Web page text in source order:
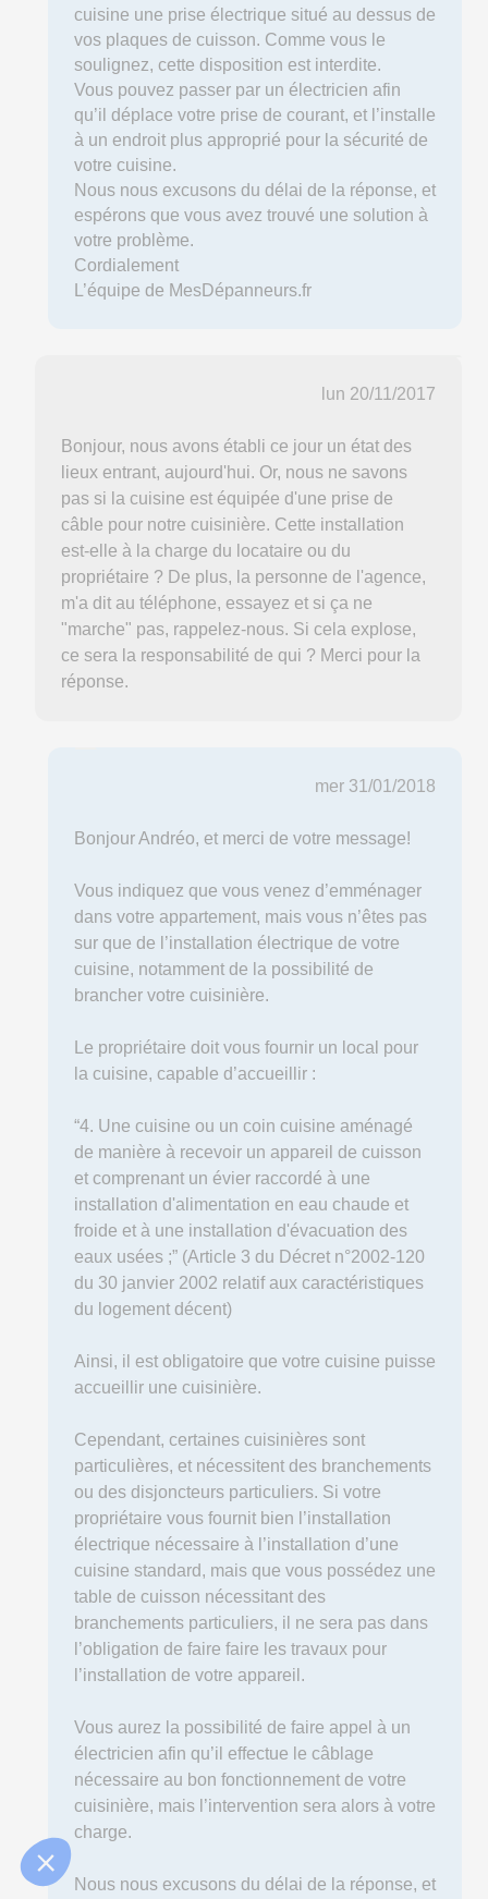
cuisine une prise électrique situé au dessus de
vos plaques de cuisson. Comme vous le
soulignez, cette disposition est interdite.
Vous pouvez passer par un électricien afin
qu’il déplace votre prise de courant, et l’installe
à un endroit plus approprié pour la sécurité de
votre cuisine.
Nous nous excusons du délai de la réponse, et
espérons que vous avez trouvé une solution à
votre problème.
Cordialement
L’équipe de MesDépanneurs.fr
lun 20/11/2017
Bonjour, nous avons établi ce jour un état des
lieux entrant, aujourd'hui. Or, nous ne savons
pas si la cuisine est équipée d'une prise de
câble pour notre cuisinière. Cette installation
est-elle à la charge du locataire ou du
propriétaire ? De plus, la personne de l'agence,
m'a dit au téléphone, essayez et si ça ne
"marche" pas, rappelez-nous. Si cela explose,
ce sera la responsabilité de qui ? Merci pour la
réponse.
mer 31/01/2018
Bonjour Andréo, et merci de votre message!
Vous indiquez que vous venez d’emménager
dans votre appartement, mais vous n’êtes pas
sur que de l’installation électrique de votre
cuisine, notamment de la possibilité de
brancher votre cuisinière.
Le propriétaire doit vous fournir un local pour
la cuisine, capable d’accueillir :
“4. Une cuisine ou un coin cuisine aménagé
de manière à recevoir un appareil de cuisson
et comprenant un évier raccordé à une
installation d'alimentation en eau chaude et
froide et à une installation d'évacuation des
eaux usées ;” (Article 3 du Décret n°2002-120
du 30 janvier 2002 relatif aux caractéristiques
du logement décent)
Ainsi, il est obligatoire que votre cuisine puisse
accueillir une cuisinière.
Cependant, certaines cuisinières sont
particulières, et nécessitent des branchements
ou des disjoncteurs particuliers. Si votre
propriétaire vous fournit bien l’installation
électrique nécessaire à l’installation d’une
cuisine standard, mais que vous possédez une
table de cuisson nécessitant des
branchements particuliers, il ne sera pas dans
l’obligation de faire faire les travaux pour
l’installation de votre appareil.
Vous aurez la possibilité de faire appel à un
électricien afin qu’il effectue le câblage
nécessaire au bon fonctionnement de votre
cuisinière, mais l’intervention sera alors à votre
charge.
Nous nous excusons du délai de la réponse, et